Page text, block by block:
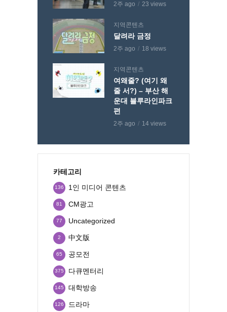
2주 ago 23 views
지역콘텐츠
달려라 금정
2주 ago 18 views
지역콘텐츠
여왜줄? (여기 왜
줄 서?) – 부산 해
운대 블루라인파크
편
2주 ago 14 views
카테고리
1인 미디어 콘텐츠
136
CM광고
81
Uncategorized
77
中文版
2
공모전
65
다큐멘터리
375
대학방송
145
드라마
126